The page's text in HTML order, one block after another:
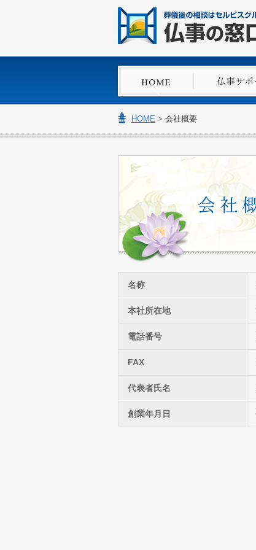
HOME > 会社概要
名称
本社所在地
電話番号
FAX
代表者氏名
創業年月日